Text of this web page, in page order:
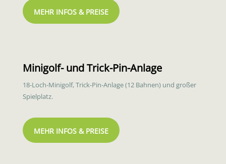
MEHR INFOS & PREISE
Minigolf- und Trick-Pin-Anlage
18-Loch-Minigolf, Trick-Pin-Anlage (12 Bahnen) und großer
Spielplatz.
MEHR INFOS & PREISE